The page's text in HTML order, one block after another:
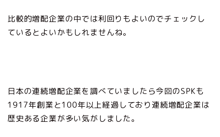
比較的増配企業の中では利回りもよいのでチェックし
ているとよいかもしれませんね。
日本の連続増配企業を調べていましたら今回のSPKも
1917年創業と100年以上経過しており連続増配企業は
歴史ある企業が多い気がしました。